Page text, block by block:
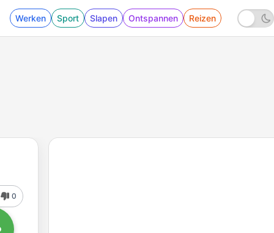
Werken Sport Slapen Ontspannen Reizen
0